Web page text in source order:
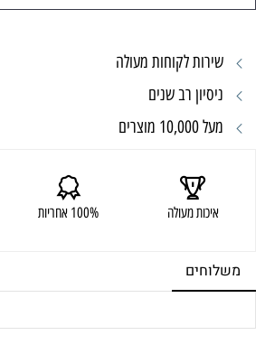
שירות לקוחות מעולה
ניסיון רב שנים
מעל 10,000 מוצרים
איכות מעולה 100% אחריות
משלוחים